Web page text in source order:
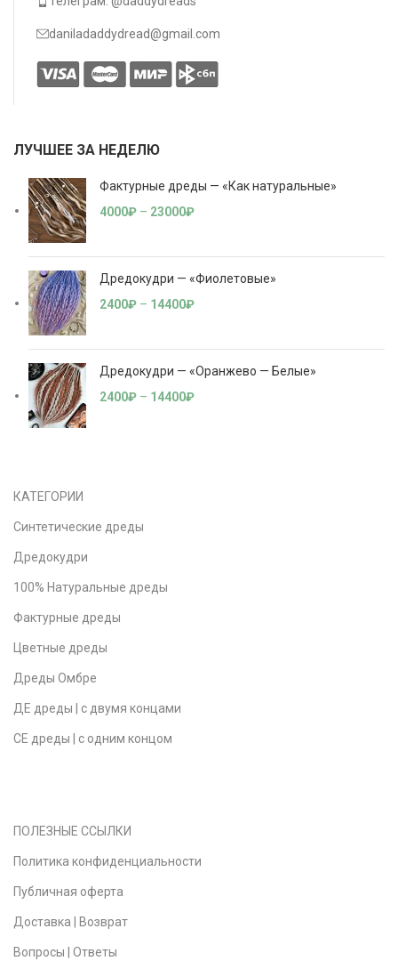
daniladaddydread@gmail.com
ЛУЧШЕЕ ЗА НЕДЕЛЮ
Фактурные дреды — «Как натуральные»
4000₽ – 23000₽
Дредокудри — «Фиолетовые»
2400₽ – 14400₽
Дредокудри — «Оранжево — Белые»
2400₽ – 14400₽
КАТЕГОРИИ
Синтетические дреды
Дредокудри
100% Натуральные дреды
Фактурные дреды
Цветные дреды
Дреды Омбре
ДЕ дреды | с двумя концами
СЕ дреды | с одним концом
ПОЛЕЗНЫЕ ССЫЛКИ
Политика конфиденциальности
Публичная оферта
Доставка | Возврат
Вопросы | Ответы